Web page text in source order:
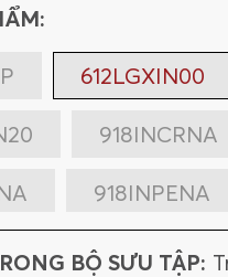
612LGXIN00
918INCRNA
918INPENA
612INPENA
BỘ SƯU TẬP: